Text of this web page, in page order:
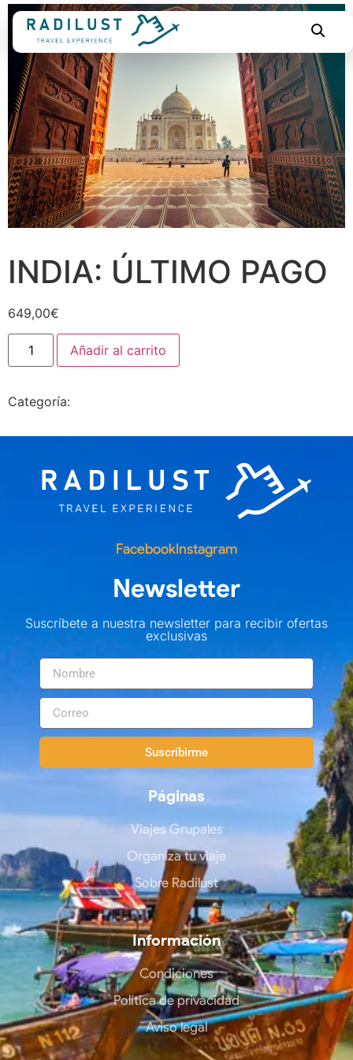
INDIA: ÚLTIMO PAGO
649,00€
Añadir al carrito
Categoría:
FacebookInstagram
Newsletter
Suscríbete a nuestra newsletter para recibir ofertas
exclusivas
Suscribirme
Páginas
Viajes Grupales
Organiza tu viaje
Sobre Radilust
Información
Condiciones
Política de privacidad
Aviso legal